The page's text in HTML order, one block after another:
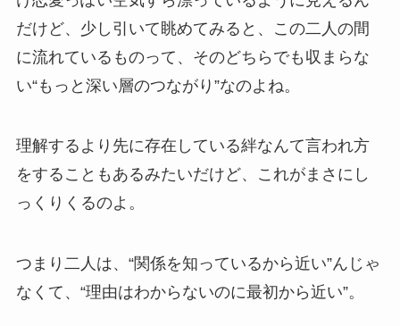
だけど、少し引いて眺めてみると、この二人の間
に流れているものって、そのどちらでも収まらな
い“もっと深い層のつながり”なのよね。
理解するより先に存在している絆なんて言われ方
をすることもあるみたいだけど、これがまさにし
っくりくるのよ。
つまり二人は、“関係を知っているから近い”んじゃ
なくて、“理由はわからないのに最初から近い”。